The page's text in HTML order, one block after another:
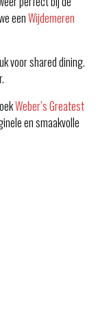
eenWijdemeren
voor shared dining.
Weber’s Greatest
en smaakvolle